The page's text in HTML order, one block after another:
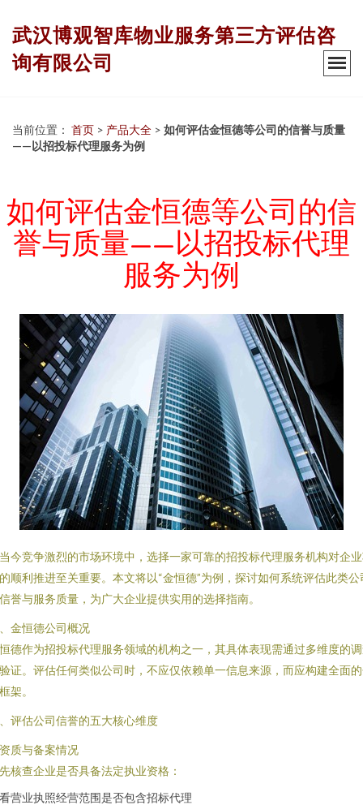
武汉博观智库物业服务第三方评估咨
询有限公司
当前位置： 首页 > 产品大全 > 如何评估金恒德等公司的信誉与质量
——以招投标代理服务为例
如何评估金恒德等公司的信
誉与质量——以招投标代理
服务为例
今竞争激烈的市场环境中，选择一家可靠的招投标代理服务机构对企
顺利推进至关重要。本文将以“金恒德”为例，探讨如何系统评估此类公
誉与服务质量，为广大企业提供实用的选择指南。
金恒德公司概况
德作为招投标代理服务领域的机构之一，其具体表现需通过多维度的
证。评估任何类似公司时，不应仅依赖单一信息来源，而应构建全面
架。
评估公司信誉的五大核心维度
质与备案情况
核查企业是否具备法定执业资格：
营业执照经营范围是否包含招标代理